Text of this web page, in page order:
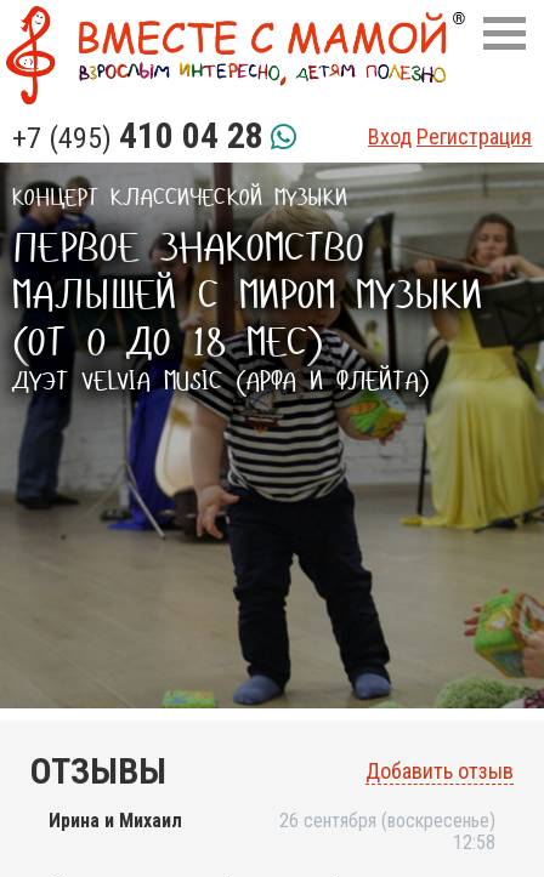
+7 (495) 410 04 28 Вход Регистрация
КОНЦЕРТ КЛАССИЧЕСКОЙ МУЗЫКИ
ПЕРВОЕ ЗНАКОМСТВО
МАЛЫШЕЙ С МИРОМ МУЗЫКИ
(ОТ 0 ДО 18 МЕС)
ДУЭТ VELVIA MUSIC (АРФА И ФЛЕЙТА)
ОТЗЫВЫ Добавить отзыв
Ирина и Михаил
26 сентября (воскресенье)
12:58